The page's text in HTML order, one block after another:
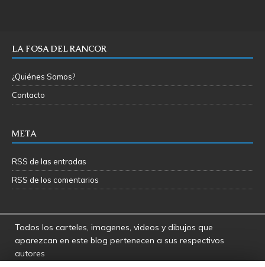
LA FOSA DEL RANCOR
¿Quiénes Somos?
Contacto
META
RSS de las entradas
RSS de los comentarios
Todos los carteles, imagenes, videos y dibujos que
aparezcan en este blog pertenecen a sus respectivos
autores